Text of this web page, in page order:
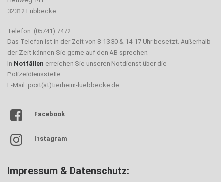
32312 Lübbecke
Telefon: (05741) 7472
Das Telefon ist in der Zeit von 8-13.30 & 14-17 Uhr besetzt. Außerhalb
der Zeit können Sie gerne auf den AB sprechen.
In Notfällen erreichen Sie unseren Notdienst über die
Polizeidiensstelle.
E-Mail: post(at)tierheim-luebbecke.de
Facebook
Instagram
Impressum & Datenschutz: